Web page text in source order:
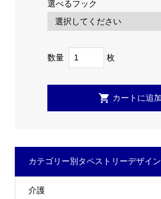
選べるフック
数量 枚
カテゴリー別タペストリーデザイン
介護